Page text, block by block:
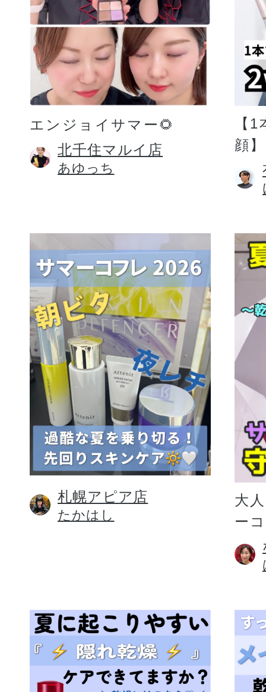
エンジョイサマー🌻
北千住マルイ店
あゆっち
【
顔】
札幌アピア店
たかはし
大
ー